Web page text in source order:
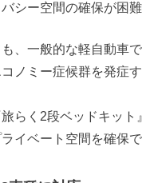
シー空間の確保が困難
、一般的な軽自動車
ノミー症候群を発症
らく2段ベッドキット
イベート空間を確保で